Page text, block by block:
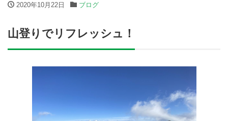
2020年10月22日 ブログ
山登りでリフレッシュ！